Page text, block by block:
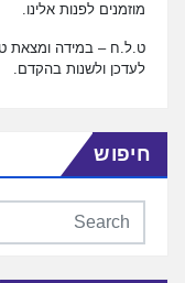
מוזמנים לפנות אלינו.
ט.ל.ח – במידה ומצאת
לעדכן ולשנות בהקדם.
חיפוש